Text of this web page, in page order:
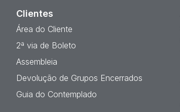
Clientes
Área do Cliente
2ª via de Boleto
Assembleia
Devolução de Grupos Encerrados
Guia do Contemplado